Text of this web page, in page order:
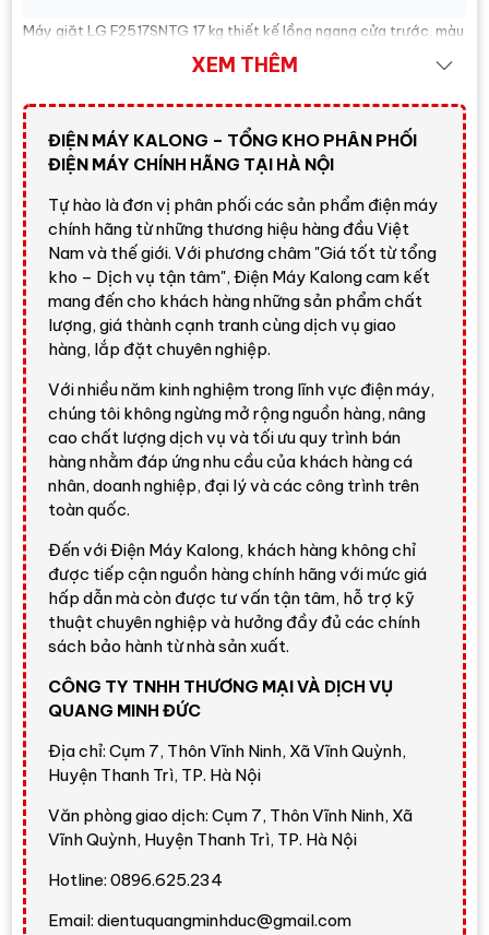
Máy giặt LG F2517SNTG 17 kg thiết kế lồng ngang cửa trước, màu
ghi đen hiện đại, phù hợp gia đình cần giặt khối lượng lớn.
Trả lời nhanh:nếu bạn cần một chiếcmáy giặt
lồng ngang 17 kggiặt được nhiều đồ, có giặt hơi
chăm sóc vải bằng AI và điều khiển qua điện thoại,
LG F2517SNTGlà lựa chọn rất đáng cân nhắc. Giá
tham khảo tại Điện Máy Kalong:15.800.000 đ;
vui lòng liên hệ để nhận báo giá mới nhất.
Gọi ngay
Tổng quan Máy giặt LG Inverter
17 kg F2517SNTG
Máy giặt LG Inverter 17 kg F2517SNTGthuộc nhóm
máy giặt cửa trước/lồng ngang dung tích lớn của LG. Với
khối lượng giặt 17 kg, sản phẩm phù hợp gia đình trên 7
người, gia đình có trẻ nhỏ, nhà thường xuyên giặt chăn
mền mỏng, khăn tắm, ga giường hoặc người dùng muốn
gom nhiều đồ để giảm số lần giặt trong tuần.
Model
cấp gồmAI DD™tự động tối ưu chuyển động theo tải
giặt và chất liệu vải,TurboWash360™
nhanh, Steamhỗ trợ giảm tác nhân gây dị ứng,6 Motion
DD chăm sóc vải bằng nhiều chuyển động và
giúp điều khiển, theo dõi máy từ xa.
Đánh giá nhanh từ Điện Máy
Kalong
XEM THÊM
ĐIỆN MÁY KALONG – TỔNG KHO PHÂN PHỐI
ĐIỆN MÁY CHÍNH HÃNG TẠI HÀ NỘI
Tự hào là đơn vị phân phối các sản phẩm điện máy
chính hãng từ những thương hiệu hàng đầu Việt
Nam và thế giới. Với phương châm "Giá tốt từ tổng
kho – Dịch vụ tận tâm", Điện Máy Kalong cam kết
mang đến cho khách hàng những sản phẩm chất
lượng, giá thành cạnh tranh cùng dịch vụ giao
hàng, lắp đặt chuyên nghiệp.
Với nhiều năm kinh nghiệm trong lĩnh vực điện máy,
chúng tôi không ngừng mở rộng nguồn hàng, nâng
cao chất lượng dịch vụ và tối ưu quy trình bán
hàng nhằm đáp ứng nhu cầu của khách hàng cá
nhân, doanh nghiệp, đại lý và các công trình trên
toàn quốc.
Đến với Điện Máy Kalong, khách hàng không chỉ
được tiếp cận nguồn hàng chính hãng với mức giá
hấp dẫn mà còn được tư vấn tận tâm, hỗ trợ kỹ
thuật chuyên nghiệp và hưởng đầy đủ các chính
sách bảo hành từ nhà sản xuất.
CÔNG TY TNHH THƯƠNG MẠI VÀ DỊCH VỤ
QUANG MINH ĐỨC
Địa chỉ: Cụm 7, Thôn Vĩnh Ninh, Xã Vĩnh Quỳnh,
Huyện Thanh Trì, TP. Hà Nội
Văn phòng giao dịch: Cụm 7, Thôn Vĩnh Ninh, Xã
Vĩnh Quỳnh, Huyện Thanh Trì, TP. Hà Nội
Hotline: 0896.625.234
Email: dientuquangminhduc@gmail.com